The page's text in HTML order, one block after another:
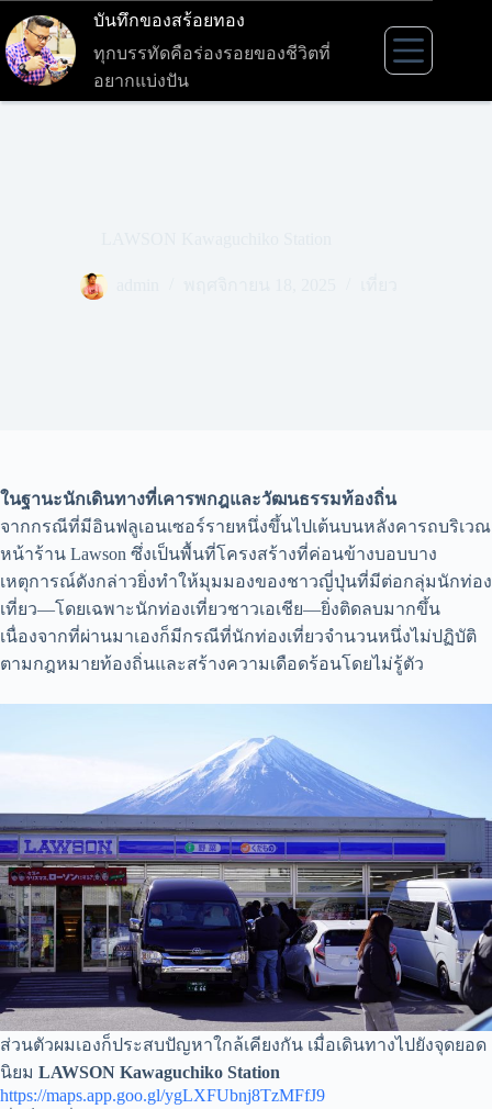
to
content
บันทึกของสร้อยทอง
ทุกบรรทัดคือร่องรอยของชีวิตที่
อยากแบ่งปัน
ในฐานะนักเดินทางที่เคารพกฎและวัฒนธรรมท้องถิ่น
จากกรณีที่มีอินฟลูเอนเซอร์รายหนึ่งขึ้นไปเต้นบนหลังคารถบริเวณ
หน้าร้าน Lawson ซึ่งเป็นพื้นที่โครงสร้างที่ค่อนข้างบอบบาง
เหตุการณ์ดังกล่าวยิ่งทำให้มุมมองของชาวญี่ปุ่นที่มีต่อกลุ่มนักท่อง
เที่ยว—โดยเฉพาะนักท่องเที่ยวชาวเอเชีย—ยิ่งติดลบมากขึ้น
เนื่องจากที่ผ่านมาเองก็มีกรณีที่นักท่องเที่ยวจำนวนหนึ่งไม่ปฏิบัติ
ตามกฎหมายท้องถิ่นและสร้างความเดือดร้อนโดยไม่รู้ตัว
ส่วนตัวผมเองก็ประสบปัญหาใกล้เคียงกัน เมื่อเดินทางไปยังจุดยอด
นิยม LAWSON Kawaguchiko Station
https://maps.app.goo.gl/ygLXFUbnj8TzMFfJ9